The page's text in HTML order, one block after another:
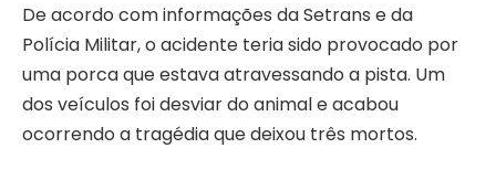
De acordo com informações da Setrans e da
Polícia Militar, o acidente teria sido provocado por
uma porca que estava atravessando a pista. Um
dos veículos foi desviar do animal e acabou
ocorrendo a tragédia que deixou três mortos.